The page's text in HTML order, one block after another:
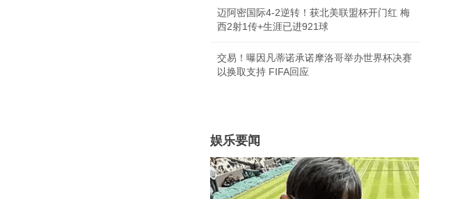
迈阿密国际4-2逆转！获北美联盟杯开门红 梅
西2射1传+生涯已进921球
交易！曝因凡蒂诺承诺摩洛哥举办世界杯决赛
以换取支持 FIFA回应
娱乐要闻